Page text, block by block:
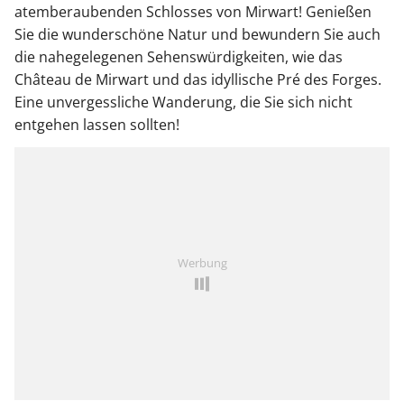
atemberaubenden Schlosses von Mirwart! Genießen
Sie die wunderschöne Natur und bewundern Sie auch
die nahegelegenen Sehenswürdigkeiten, wie das
Château de Mirwart und das idyllische Pré des Forges.
Eine unvergessliche Wanderung, die Sie sich nicht
entgehen lassen sollten!
Werbung